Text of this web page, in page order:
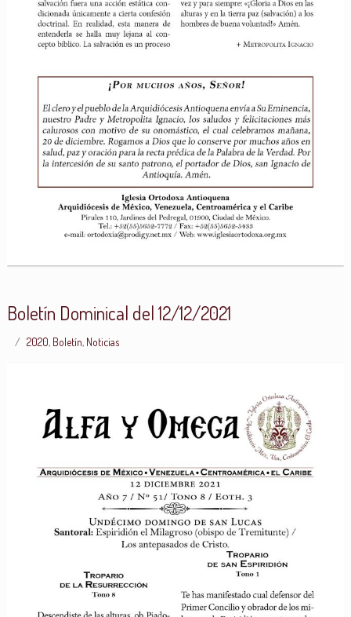
Boletín Dominical del 12/12/2021
2020, Boletín, Noticias